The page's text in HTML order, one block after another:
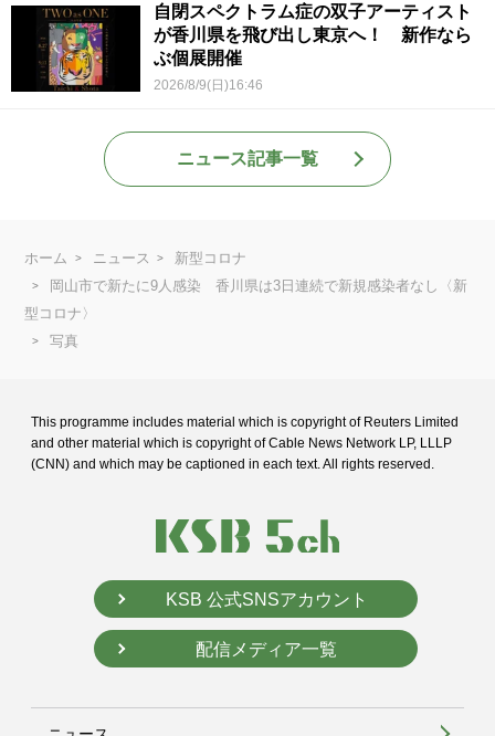
自閉スペクトラム症の双子アーティスト
が香川県を飛び出し東京へ！ 新作なら
ぶ個展開催
2026/8/9(日)16:46
ニュース記事一覧
ホーム ニュース
新型コロナ
岡山市で新たに9人感染 香川県は3日連続で新規感染者なし〈新
型コロナ〉
写真
This programme includes material which is copyright of Reuters Limited
and other material which is copyright of Cable News Network LP, LLLP
(CNN) and which may be captioned in each text. All rights reserved.
KSB 公式SNSアカウント
配信メディア一覧